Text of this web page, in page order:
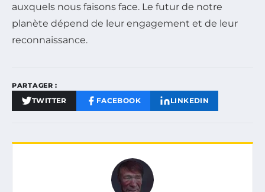
auxquels nous faisons face. Le futur de notre
planète dépend de leur engagement et de leur
reconnaissance.
PARTAGER :
TWITTER FACEBOOK LINKEDIN